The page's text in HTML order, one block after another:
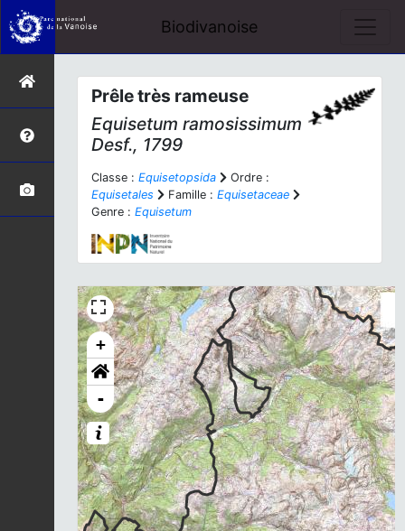
Biodivanoise
Prêle très rameuse
Equisetum ramosissimum
Desf., 1799
Classe : Equisetopsida
Ordre :
Equisetales
Famille : Equisetaceae
Genre : Equisetum
+
-